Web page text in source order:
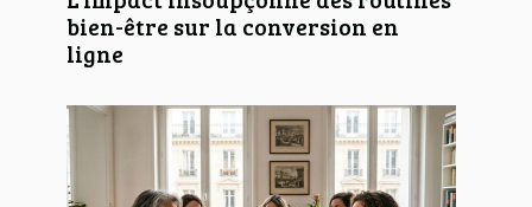
bien-être sur la conversion en
ligne